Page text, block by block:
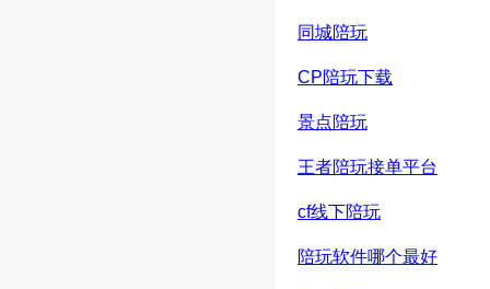
同城陪玩
CP陪玩下载
景点陪玩
王者陪玩接单平台
cf线下陪玩
陪玩软件哪个最好